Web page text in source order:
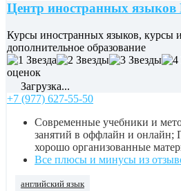
Центр иностранных языков
Курсы иностранных языков, курсы
дополнительное образование
оценок
Загрузка...
+7 (977) 627-55-50
Современные учебники и
занятий в оффлайн и онлайн;
хорошо организованные
Все плюсы и минусы из
английский язык